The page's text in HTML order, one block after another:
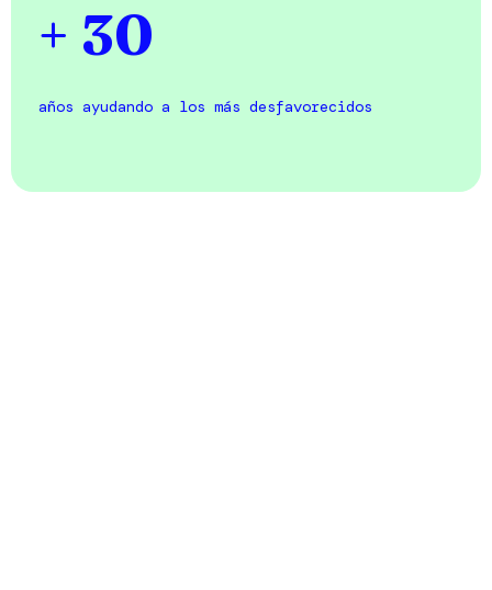
+ 30
años ayudando a los más desfavorecidos